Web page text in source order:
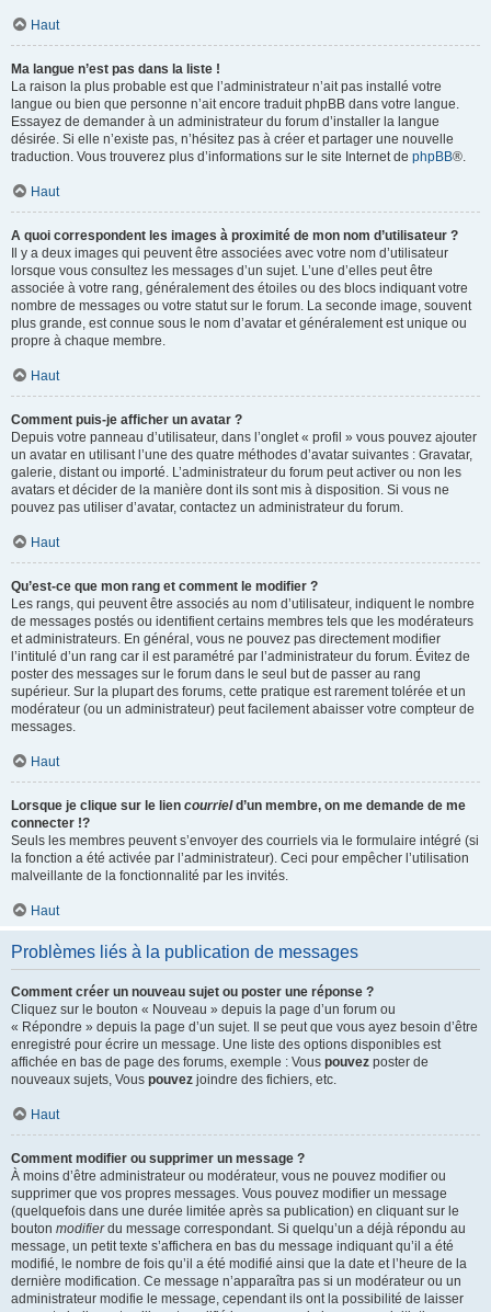
Haut
Ma langue n’est pas dans la liste !
La raison la plus probable est que l’administrateur n’ait pas installé votre
langue ou bien que personne n’ait encore traduit phpBB dans votre langue.
Essayez de demander à un administrateur du forum d’installer la langue
désirée. Si elle n’existe pas, n’hésitez pas à créer et partager une nouvelle
traduction. Vous trouverez plus d’informations sur le site Internet de phpBB®.
Haut
A quoi correspondent les images à proximité de mon nom d’utilisateur ?
Il y a deux images qui peuvent être associées avec votre nom d’utilisateur
lorsque vous consultez les messages d’un sujet. L’une d’elles peut être
associée à votre rang, généralement des étoiles ou des blocs indiquant votre
nombre de messages ou votre statut sur le forum. La seconde image, souvent
plus grande, est connue sous le nom d’avatar et généralement est unique ou
propre à chaque membre.
Haut
Comment puis-je afficher un avatar ?
Depuis votre panneau d’utilisateur, dans l’onglet « profil » vous pouvez ajouter
un avatar en utilisant l’une des quatre méthodes d’avatar suivantes : Gravatar,
galerie, distant ou importé. L’administrateur du forum peut activer ou non les
avatars et décider de la manière dont ils sont mis à disposition. Si vous ne
pouvez pas utiliser d’avatar, contactez un administrateur du forum.
Haut
Qu’est-ce que mon rang et comment le modifier ?
Les rangs, qui peuvent être associés au nom d’utilisateur, indiquent le nombre
de messages postés ou identifient certains membres tels que les modérateurs
et administrateurs. En général, vous ne pouvez pas directement modifier
l’intitulé d’un rang car il est paramétré par l’administrateur du forum. Évitez de
poster des messages sur le forum dans le seul but de passer au rang
supérieur. Sur la plupart des forums, cette pratique est rarement tolérée et un
modérateur (ou un administrateur) peut facilement abaisser votre compteur de
messages.
Haut
Lorsque je clique sur le lien courrield’un membre, on me demande de me
connecter !?
Seuls les membres peuvent s’envoyer des courriels via le formulaire intégré (si
la fonction a été activée par l’administrateur). Ceci pour empêcher l’utilisation
malveillante de la fonctionnalité par les invités.
Haut
Problèmes liés à la publication de messages
Comment créer un nouveau sujet ou poster une réponse ?
Cliquez sur le bouton « Nouveau » depuis la page d’un forum ou
« Répondre » depuis la page d’un sujet. Il se peut que vous ayez besoin d’être
enregistré pour écrire un message. Une liste des options disponibles est
affichée en bas de page des forums, exemple : Vous pouvez poster de
nouveaux sujets, Vous pouvez joindre des fichiers, etc.
Haut
Comment modifier ou supprimer un message ?
À moins d’être administrateur ou modérateur, vous ne pouvez modifier ou
supprimer que vos propres messages. Vous pouvez modifier un message
(quelquefois dans une durée limitée après sa publication) en cliquant sur le
bouton modifierdu message correspondant. Si quelqu’un a déjà répondu au
message, un petit texte s’affichera en bas du message indiquant qu’il a été
modifié, le nombre de fois qu’il a été modifié ainsi que la date et l’heure de la
dernière modification. Ce message n’apparaîtra pas si un modérateur ou un
administrateur modifie le message, cependant ils ont la possibilité de laisser